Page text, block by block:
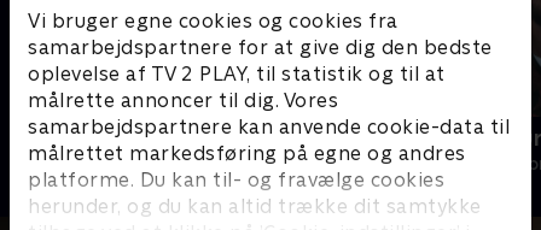
Vi bruger egne cookies og cookies fra
samarbejdspartnere for at give dig den bedste
oplevelse af TV 2 PLAY, til statistik og til at
målrette annoncer til dig. Vores
samarbejdspartnere kan anvende cookie-data til
målrettet markedsføring på egne og andres
platforme. Du kan til- og fravælge cookies
herunder, og du kan altid trække dit samtykke
Hjemme hos Ernst
Livsstil • 1 sæsoner
Min egen
Livsstil • 1